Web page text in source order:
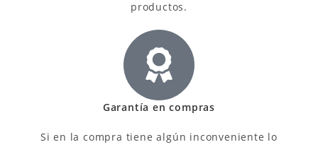
productos.
Garantía en compras
Si en la compra tiene algún inconveniente lo